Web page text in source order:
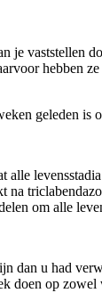
je vaststellen
hebben
geleden is
alle
om alle
dan u had
doen op